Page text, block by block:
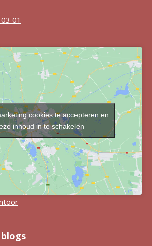
01
cookies te accepteren en
inhoud in te schakelen